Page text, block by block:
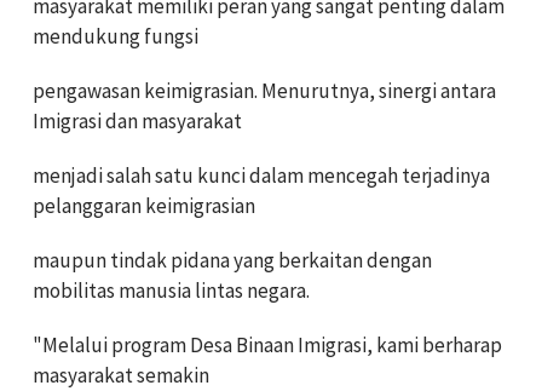
masyarakat memiliki peran yang sangat penting dalam
mendukung fungsi
pengawasan keimigrasian. Menurutnya, sinergi antara
Imigrasi dan masyarakat
menjadi salah satu kunci dalam mencegah terjadinya
pelanggaran keimigrasian
maupun tindak pidana yang berkaitan dengan
mobilitas manusia lintas negara.
"Melalui program Desa Binaan Imigrasi, kami berharap
masyarakat semakin